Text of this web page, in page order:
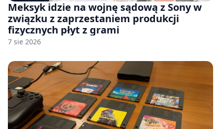
Meksyk idzie na wojnę sądową z Sony w
związku z zaprzestaniem produkcji
fizycznych płyt z grami
7 sie 2026